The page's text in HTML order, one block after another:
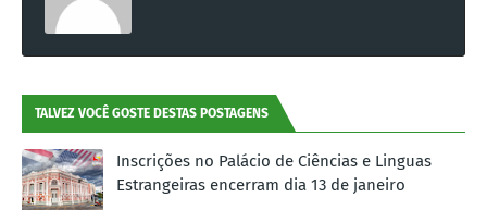
TALVEZ VOCÊ GOSTE DESTAS POSTAGENS
Inscrições no Palácio de Ciências e Linguas
Estrangeiras encerram dia 13 de janeiro